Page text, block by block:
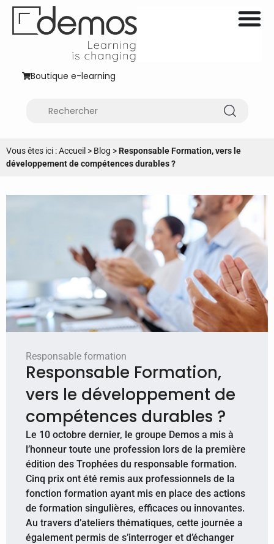
Boutique e-learning
Vous êtes ici :Accueil > Blog >Responsable Formation, vers le
développement de compétences durables ?
Responsable formation
Responsable Formation,
vers le développement de
compétences durables ?
Le 10 octobre dernier, le groupe Demos a mis à
l’honneur toute une profession lors de la première
édition des Trophées du responsable formation.
Cinq prix ont été remis aux professionnels de la
fonction formation ayant mis en place des actions
de formation singulières, efficaces ou innovantes.
Au travers d’ateliers thématiques, cette journée a
également permis de s’interroger et d’échanger